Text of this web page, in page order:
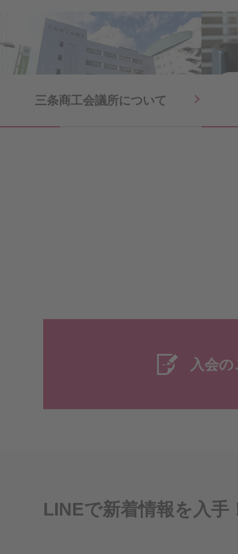
三条商工会議所について
入会
LINEで新着情報を入手